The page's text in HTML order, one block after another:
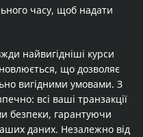
часу, щоб надати
найвигідніші курси
що дозволяє
вигідними умовами. З
всі ваші транзакції
безпеки, гарантуючи
даних. Незалежно від